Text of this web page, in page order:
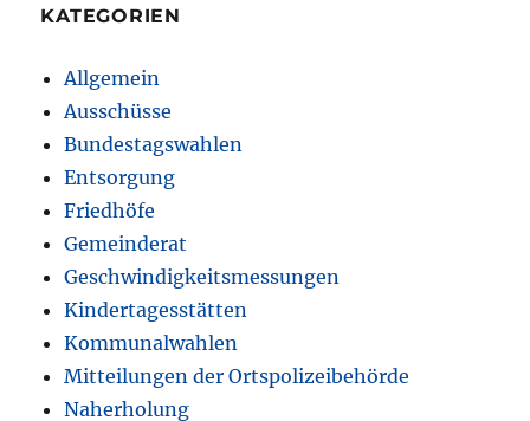
KATEGORIEN
Allgemein
Ausschüsse
Bundestagswahlen
Entsorgung
Friedhöfe
Gemeinderat
Geschwindigkeitsmessungen
Kindertagesstätten
Kommunalwahlen
Mitteilungen der Ortspolizeibehörde
Naherholung